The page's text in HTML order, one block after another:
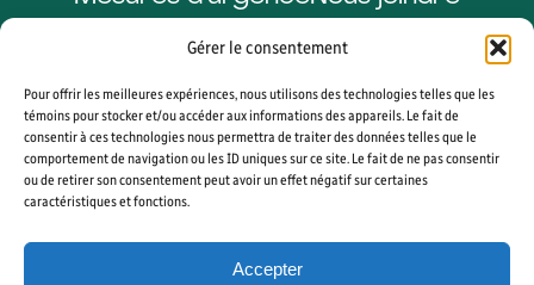
Gérer le consentement
Pour offrir les meilleures expériences, nous utilisons des technologies telles que les
témoins pour stocker et/ou accéder aux informations des appareils. Le fait de
consentir à ces technologies nous permettra de traiter des données telles que le
comportement de navigation ou les ID uniques sur ce site. Le fait de ne pas consentir
ou de retirer son consentement peut avoir un effet négatif sur certaines
caractéristiques et fonctions.
Accepter
FacebookLinkedInInstagramYouTube
© 2026 CÉGEP DE SHERBROOKE. TOUS DROITS RÉSERVÉS. AGENCE WEB